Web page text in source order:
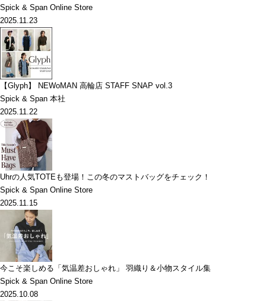
Spick & Span Online Store
2025.11.23
【Glyph】 NEWoMAN 高輪店 STAFF SNAP vol.3
Spick & Span 本社
2025.11.22
Uhrの人気TOTEも登場！この冬のマストバッグをチェック！
Spick & Span Online Store
2025.11.15
今こそ楽しめる「気温差おしゃれ」 羽織り＆小物スタイル集
Spick & Span Online Store
2025.10.08